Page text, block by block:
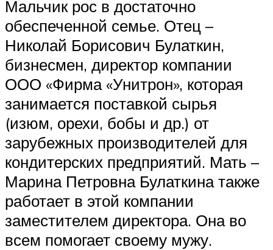
Мальчик рос в достаточно
обеспеченной семье. Отец –
Николай Борисович Булаткин,
бизнесмен, директор компании
ООО «Фирма «Унитрон», которая
занимается поставкой сырья
(изюм, орехи, бобы и др.) от
зарубежных производителей для
кондитерских предприятий. Мать –
Марина Петровна Булаткина также
работает в этой компании
заместителем директора. Она во
всем помогает своему мужу.